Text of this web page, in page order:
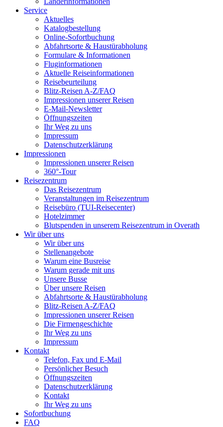
Service
Aktuelles
Katalogbestellung
Online-Sofortbuchung
Abfahrtsorte & Haustürabholung
Formulare & Informationen
Fluginformationen
Aktuelle Reiseinformationen
Reisebeurteilung
Blitz-Reisen A-Z/FAQ
Impressionen unserer Reisen
E-Mail-Newsletter
Öffnungszeiten
Ihr Weg zu uns
Impressum
Datenschutzerklärung
Impressionen
Impressionen unserer Reisen
360°-Tour
Reisezentrum
Das Reisezentrum
Veranstaltungen im Reisezentrum
Reisebüro (TUI-Reisecenter)
Hotelzimmer
Blutspenden in unserem Reisezentrum in Overath
Wir über uns
Wir über uns
Stellenangebote
Warum eine Busreise
Warum gerade mit uns
Unsere Busse
Über unsere Reisen
Abfahrtsorte & Haustürabholung
Blitz-Reisen A-Z/FAQ
Impressionen unserer Reisen
Die Firmengeschichte
Ihr Weg zu uns
Impressum
Kontakt
Telefon, Fax und E-Mail
Persönlicher Besuch
Öffnungszeiten
Datenschutzerklärung
Kontakt
Ihr Weg zu uns
Sofortbuchung
FAQ